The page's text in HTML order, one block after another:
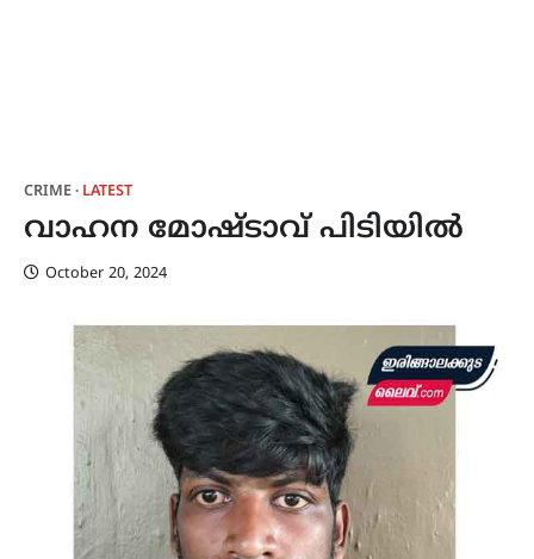
CRIME LATEST
വാഹന മോഷ്ടാവ് പിടിയിൽ
October 20, 2024